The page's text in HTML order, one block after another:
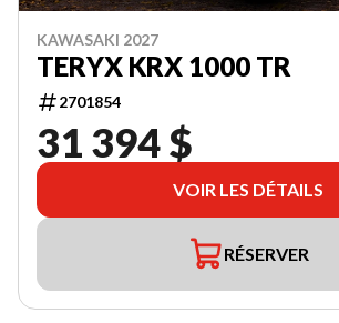
KAWASAKI 2027
TERYX KRX 1000 TR
2701854
31 394 $
VOIR LES DÉTAILS
RÉSERVER